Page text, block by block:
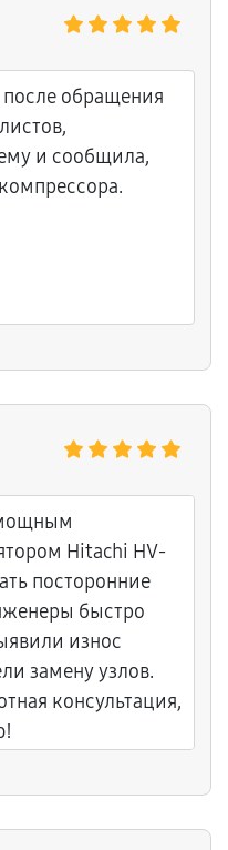
обращения
и сообщила,
Hitachi HV-
посторонние
быстро
износ
замену узлов.
консультация,